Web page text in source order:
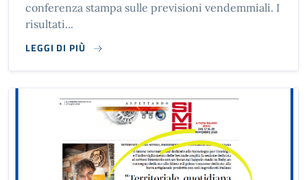
conferenza stampa sulle previsioni vendemmiali. I
risultati...
LEGGI DI PIÙ